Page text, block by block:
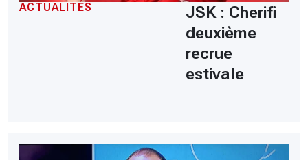
ACTUALITÉS
JSK : Cherifi
deuxième
recrue
estivale